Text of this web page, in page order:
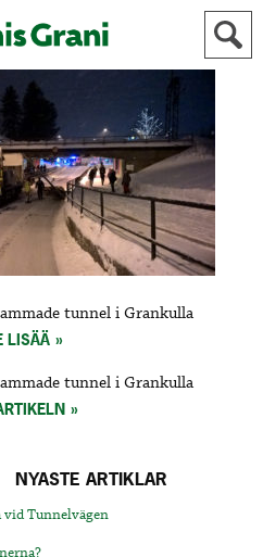
tunnel i Grankulla
LISÄÄ
tunnel i Grankulla
NYASTE ARTIKLAR
vid Tunnelvägen